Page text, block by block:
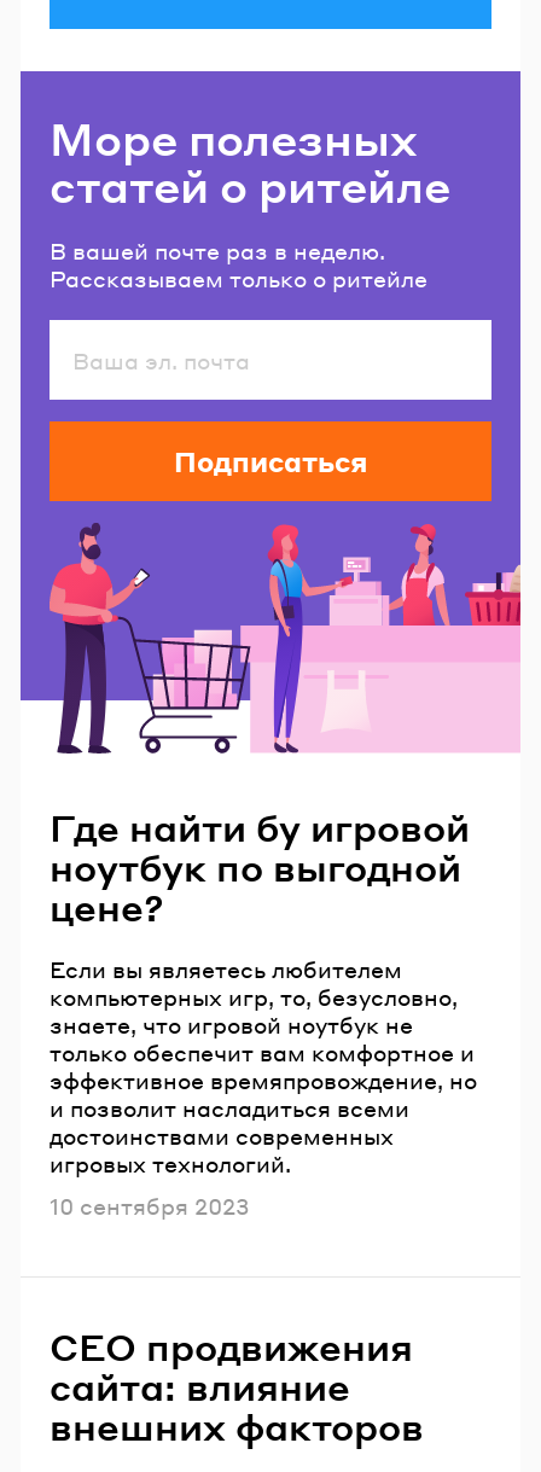
Море полезных
статей о ритейле
В вашей почте раз в неделю.
Рассказываем только о ритейле
Подписаться
Где найти бу игровой
ноутбук по выгодной
цене?
Если вы являетесь любителем
компьютерных игр, то, безусловно,
знаете, что игровой ноутбук не
только обеспечит вам комфортное и
эффективное времяпровождение, но
и позволит насладиться всеми
достоинствами современных
игровых технологий.
Опубликовано
10 сентября 2023
СЕО продвижения
сайта: влияние
внешних факторов